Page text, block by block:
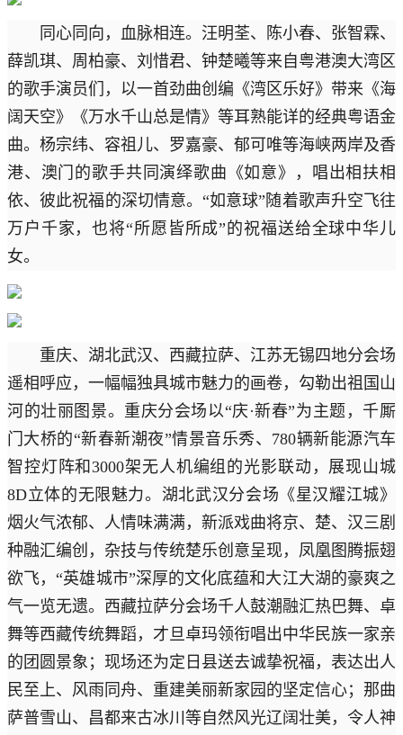
同心同向，血脉相连。汪明荃、陈小春、张智霖、
薛凯琪、周柏豪、刘惜君、钟楚曦等来自粤港澳大湾区
的歌手演员们，以一首劲曲创编《湾区乐好》带来《海
阔天空》《万水千山总是情》等耳熟能详的经典粤语金
曲。杨宗纬、容祖儿、罗嘉豪、郁可唯等海峡两岸及香
港、澳门的歌手共同演绎歌曲《如意》，唱出相扶相
依、彼此祝福的深切情意。“如意球”随着歌声升空飞往
万户千家，也将“所愿皆所成”的祝福送给全球中华儿
女。
重庆、湖北武汉、西藏拉萨、江苏无锡四地分会场
遥相呼应，一幅幅独具城市魅力的画卷，勾勒出祖国山
河的壮丽图景。重庆分会场以“庆·新春”为主题，千厮
门大桥的“新春新潮夜”情景音乐秀、780辆新能源汽车
智控灯阵和3000架无人机编组的光影联动，展现山城
8D立体的无限魅力。湖北武汉分会场《星汉耀江城》
烟火气浓郁、人情味满满，新派戏曲将京、楚、汉三剧
种融汇编创，杂技与传统楚乐创意呈现，凤凰图腾振翅
欲飞，“英雄城市”深厚的文化底蕴和大江大湖的豪爽之
气一览无遗。西藏拉萨分会场千人鼓潮融汇热巴舞、卓
舞等西藏传统舞蹈，才旦卓玛领衔唱出中华民族一家亲
的团圆景象；现场还为定日县送去诚挚祝福，表达出人
民至上、风雨同舟、重建美丽新家园的坚定信心；那曲
萨普雪山、昌都来古冰川等自然风光辽阔壮美，令人神